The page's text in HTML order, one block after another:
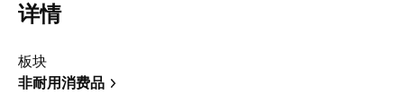
详情
板块
非耐用消费品